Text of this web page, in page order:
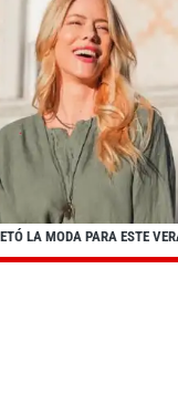
LA MODA PARA ESTE